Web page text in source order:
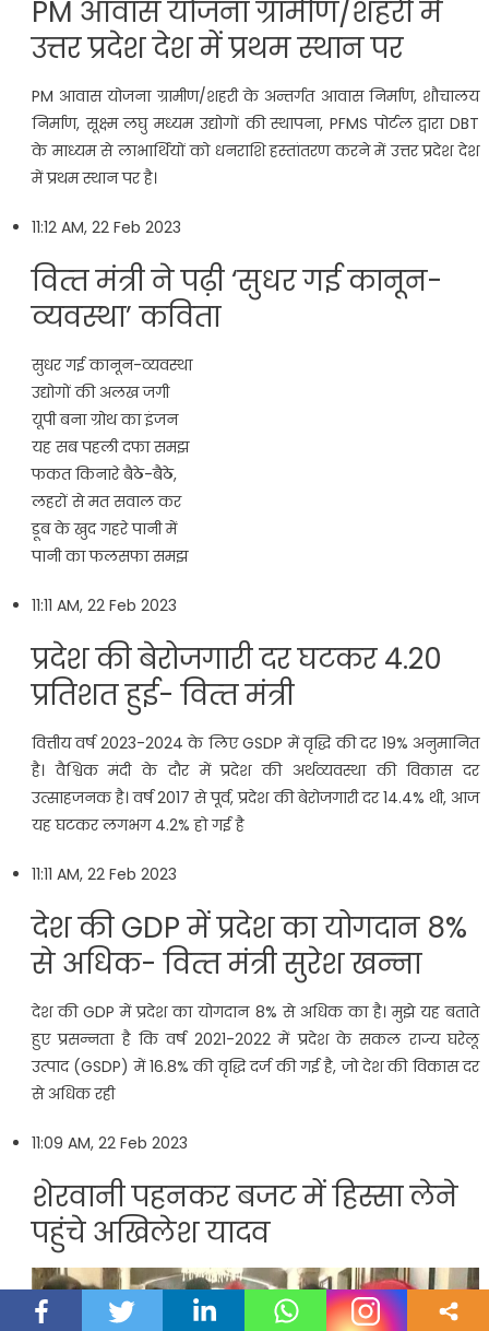
PM आवास योजना ग्रामीण/शहरी में
उत्तर प्रदेश देश में प्रथम स्थान पर
PM आवास योजना ग्रामीण/शहरी के अन्तर्गत आवास निर्माण, शौचालय
निर्माण, सूक्ष्म लघु मध्यम उद्योगों की स्थापना, PFMS पोर्टल द्वारा DBT
के माध्यम से लाभार्थियों को धनराशि हस्तांतरण करने में उत्तर प्रदेश देश
में प्रथम स्थान पर है।
11:12 AM, 22 Feb 2023
व‍ित्‍त मंत्री ने पढ़ी ‘सुधर गई कानून-
व्यवस्था’ कव‍िता
सुधर गई कानून-व्यवस्था
उद्योगों की अलख जगी
यूपी बना ग्रोथ का इंजन
यह सब पहली दफा समझ
फकत किनारे बैठे-बैठे,
लहरों से मत सवाल कर
डूब के खुद गहरे पानी में
पानी का फलसफा समझ
11:11 AM, 22 Feb 2023
प्रदेश की बेरोजगारी दर घटकर 4.20
प्रत‍िशत हुई- व‍ित्‍त मंत्री
वित्तीय वर्ष 2023-2024 के लिए GSDP में वृद्धि की दर 19% अनुमानित
है। वैश्विक मंदी के दौर में प्रदेश की अर्थव्यवस्था की विकास दर
उत्साहजनक है। वर्ष 2017 से पूर्व, प्रदेश की बेरोजगारी दर 14.4% थी, आज
यह घटकर लगभग 4.2% हो गई है
11:11 AM, 22 Feb 2023
देश की GDP में प्रदेश का योगदान 8%
से अधिक- व‍ित्‍त मंत्री सुरेश खन्‍ना
देश की GDP में प्रदेश का योगदान 8% से अधिक का है। मुझे यह बताते
हुए प्रसन्नता है कि वर्ष 2021-2022 में प्रदेश के सकल राज्य घरेलू
उत्पाद (GSDP) में 16.8% की वृद्धि दर्ज की गई है, जो देश की विकास दर
से अधिक रही
11:09 AM, 22 Feb 2023
शेरवानी पहनकर बजट में ह‍िस्‍सा लेने
पहुंचे अख‍िलेश यादव